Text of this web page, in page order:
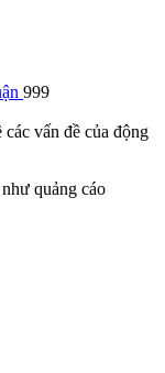
999
vấn đề của động